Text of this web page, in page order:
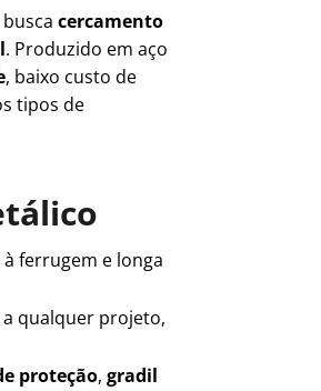
cercamento
. Produzido em aço
, baixo custo de
tipos de
ferrugem e longa
a qualquer projeto,
proteção, gradil